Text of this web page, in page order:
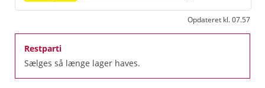
Opdateret kl. 07.57
Restparti
Sælges så længe lager haves.